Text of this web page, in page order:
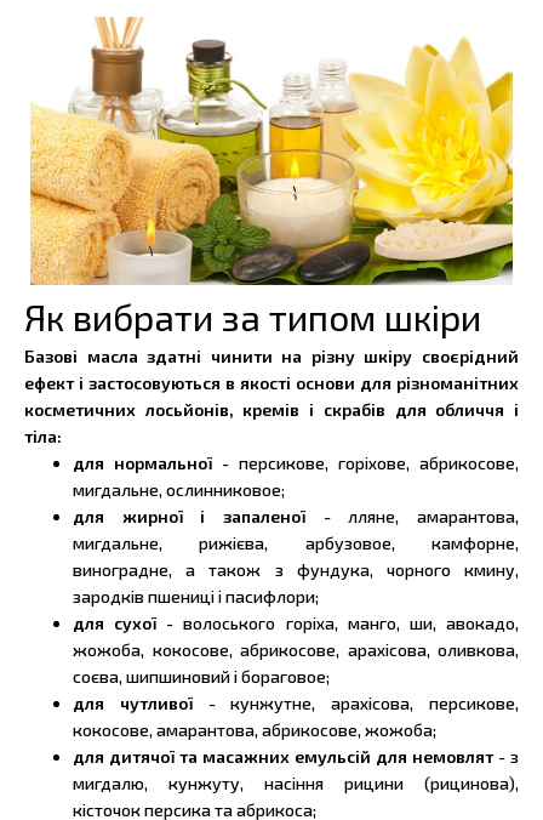
Як вибрати за типом шкіри
Базові масла здатні чинити на різну шкіру своєрідний
ефект і застосовуються в якості основи для різноманітних
косметичних лосьйонів, кремів і скрабів для обличчя і
тіла:
для нормальної - персикове, горіхове, абрикосове,
мигдальне, ослинниковое;
для жирної і запаленої - лляне, амарантова,
мигдальне, рижієва, арбузовое, камфорне,
виноградне, а також з фундука, чорного кмину,
зародків пшениці і пасифлори;
для сухої - волоського горіха, манго, ши, авокадо,
жожоба, кокосове, абрикосове, арахісова, оливкова,
соєва, шипшиновий і бораговое;
для чутливої- кунжутне, арахісова, персикове,
кокосове, амарантова, абрикосове, жожоба;
для дитячої та масажних емульсій для немовлят- з
мигдалю, кунжуту, насіння рицини (рицинова),
кісточок персика та абрикоса;